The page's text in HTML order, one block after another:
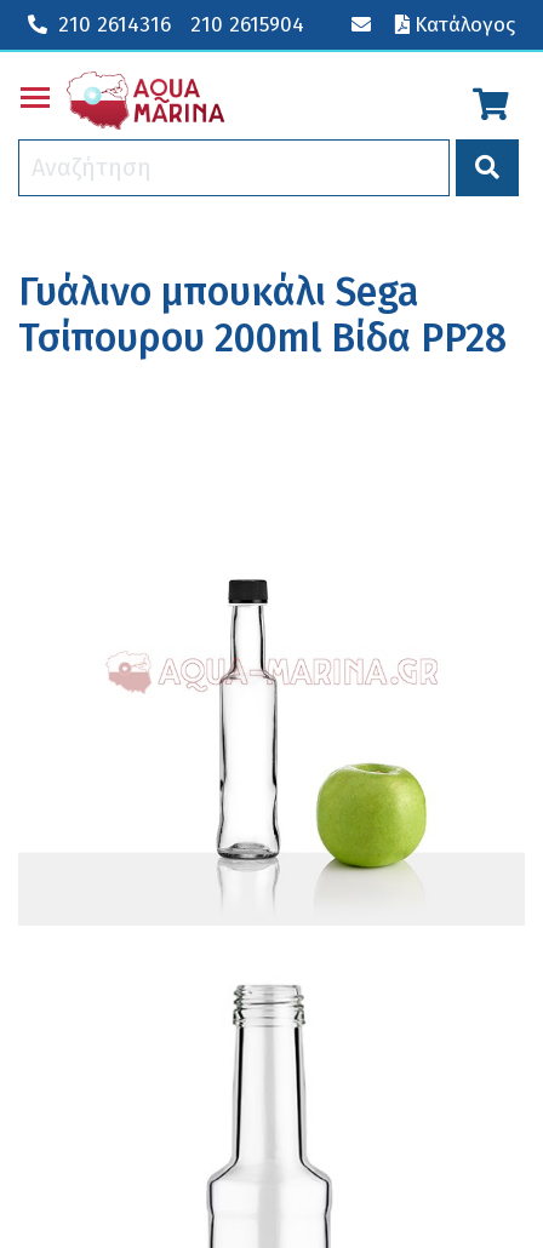
210 2614316 210 2615904 Κατάλογος
Toggle main menu visibility
Γυάλινο μπουκάλι Sega
Τσίπουρου 200ml Βίδα PP28